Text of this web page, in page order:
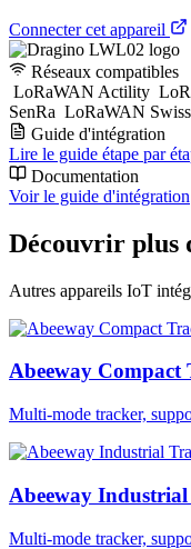
Connecter cet appareil
Réseaux compatibles
LoRaWAN Actility
SenRa LoRaWAN
Guide d'intégration
Lire le guide étape par
Documentation
Voir le guide d'intégration
Découvrir plus
Autres appareils IoT
Abeeway Compact
Multi-mode tracker,
Abeeway
Multi-mode tracker,